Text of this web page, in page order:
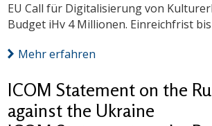
EU Call für Digitalisierung von
Budget iHv 4 Millionen. Einreichfrist bis
Mehr erfahren
ICOM Statement on the
against the Ukraine